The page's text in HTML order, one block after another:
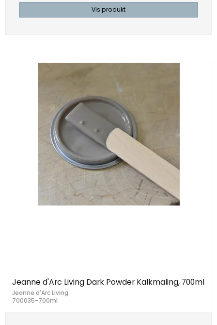
Vis produkt
Jeanne d'Arc Living Dark Powder Kalkmaling, 700ml
Jeanne d'Arc Living
700035-700ml